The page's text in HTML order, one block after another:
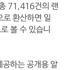
71,416건의 랜
로 환산하면 일
볼 수 있습니
공하는 공개용 알